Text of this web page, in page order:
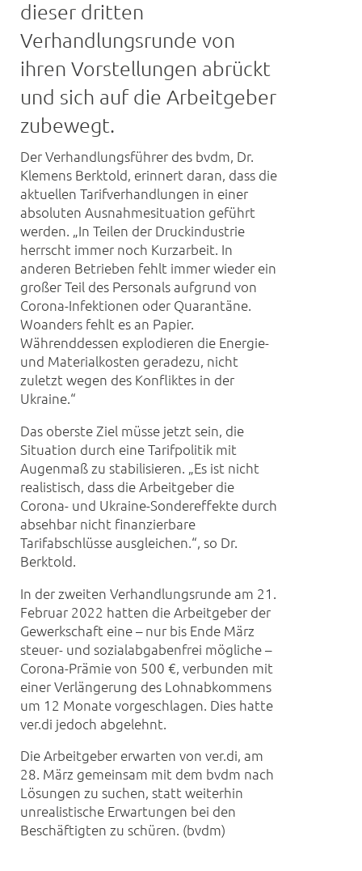
dieser dritten
Verhandlungsrunde von
ihren Vorstellungen abrückt
und sich auf die Arbeitgeber
zubewegt.
Der Verhandlungsführer des bvdm, Dr.
Klemens Berktold, erinnert daran, dass die
aktuellen Tarifverhandlungen in einer
absoluten Ausnahmesituation geführt
werden. „In Teilen der Druckindustrie
herrscht immer noch Kurzarbeit. In
anderen Betrieben fehlt immer wieder ein
großer Teil des Personals aufgrund von
Corona-Infektionen oder Quarantäne.
Woanders fehlt es an Papier.
Währenddessen explodieren die Energie-
und Materialkosten geradezu, nicht
zuletzt wegen des Konfliktes in der
Ukraine.“
Das oberste Ziel müsse jetzt sein, die
Situation durch eine Tarifpolitik mit
Augenmaß zu stabilisieren. „Es ist nicht
realistisch, dass die Arbeitgeber die
Corona- und Ukraine-Sondereffekte durch
absehbar nicht finanzierbare
Tarifabschlüsse ausgleichen.“, so Dr.
Berktold.
In der zweiten Verhandlungsrunde am 21.
Februar 2022 hatten die Arbeitgeber der
Gewerkschaft eine – nur bis Ende März
steuer- und sozialabgabenfrei mögliche –
Corona-Prämie von 500 €, verbunden mit
einer Verlängerung des Lohnabkommens
um 12 Monate vorgeschlagen. Dies hatte
ver.di jedoch abgelehnt.
Die Arbeitgeber erwarten von ver.di, am
28. März gemeinsam mit dem bvdm nach
Lösungen zu suchen, statt weiterhin
unrealistische Erwartungen bei den
Beschäftigten zu schüren. (bvdm)